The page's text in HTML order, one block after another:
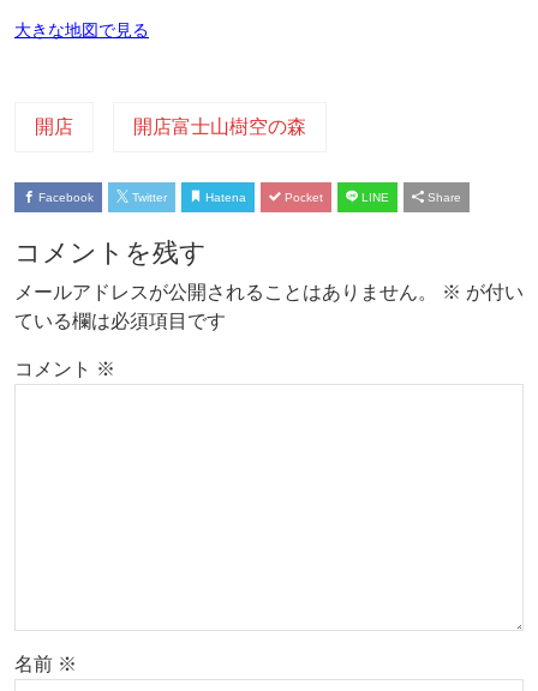
大きな地図で見る
開店 開店富士山樹空の森
Facebook Twitter Hatena Pocket LINE Share
コメントを残す
メールアドレスが公開されることはありません。 ※ が付い
ている欄は必須項目です
コメント ※
名前 ※